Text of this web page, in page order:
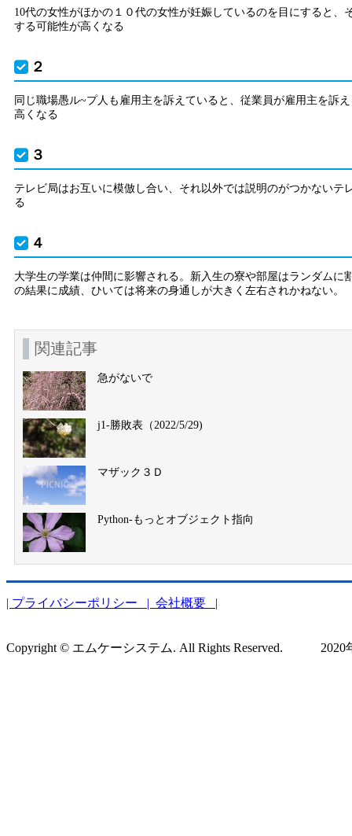
10代の女性がほかの１０代の女性が妊娠しているのを目にすると、
する可能性が高くなる
２
同じ職場愚ル~プ人も雇用主を訴えていると、従業員が雇用主を訴
高くなる
３
テレビ局はお互いに模倣し合い、それ以外では説明のがつかないテ
る
４
大学生の学業は仲間に影響される。新入生の寮や部屋はランダムに
の結果に成績、ひいては将来の身通しが大きく左右されかねない。
関連記事
急がないで
j1-勝敗表（2022/5/29)
マザック３Ｄ
Python-もっとオブジェクト指向
| プライバシーポリシー | 会社概要 |
Copyright © エムケーシステム. All Rights Reserved. 2020